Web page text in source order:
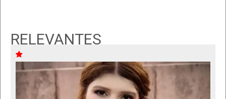
RELEVANTES